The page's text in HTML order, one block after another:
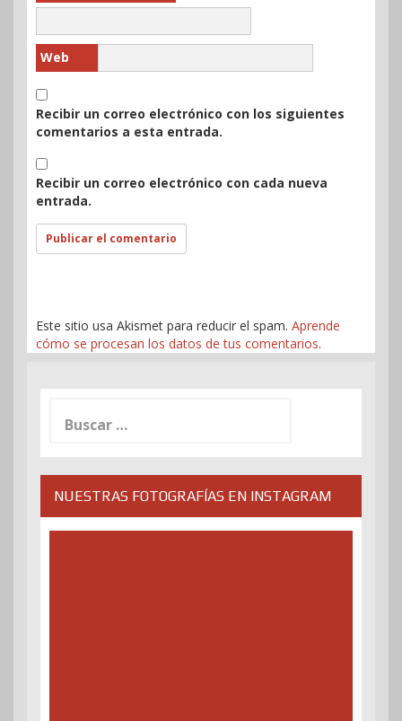
Web
Recibir un correo electrónico con los siguientes
comentarios a esta entrada.
Recibir un correo electrónico con cada nueva
entrada.
Este sitio usa Akismet para reducir el spam. Aprende
cómo se procesan los datos de tus comentarios.
NUESTRAS FOTOGRAFÍAS EN INSTAGRAM